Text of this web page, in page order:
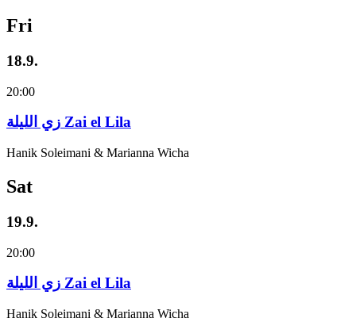
Fri
18.9.
20:00
زي‌ اللیلة Zai el Lila
Hanik Soleimani & Marianna Wicha
Sat
19.9.
20:00
زي‌ اللیلة Zai el Lila
Hanik Soleimani & Marianna Wicha